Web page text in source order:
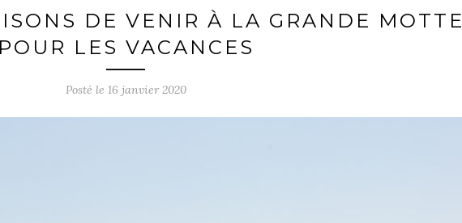
DE VENIR À LA GRANDE MOTTE
POUR LES VACANCES
Posté le 16 janvier 2020